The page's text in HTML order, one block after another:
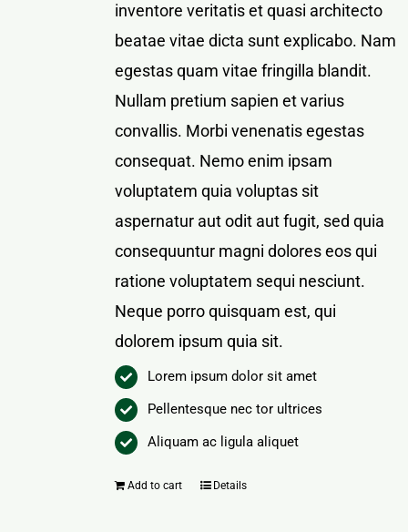
inventore veritatis et quasi architecto
beatae vitae dicta sunt explicabo. Nam
egestas quam vitae fringilla blandit.
Nullam pretium sapien et varius
convallis. Morbi venenatis egestas
consequat. Nemo enim ipsam
voluptatem quia voluptas sit
aspernatur aut odit aut fugit, sed quia
consequuntur magni dolores eos qui
ratione voluptatem sequi nesciunt.
Neque porro quisquam est, qui
dolorem ipsum quia sit.
Lorem ipsum dolor sit amet
Pellentesque nec tor ultrices
Aliquam ac ligula aliquet
Add to cart Details